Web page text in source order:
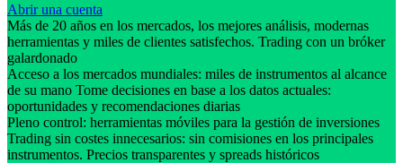
Abrir una cuenta
Más de 20 años en los mercados, los mejores análisis, modernas
herramientas y miles de clientes satisfechos. Trading con un bróker
galardonado
Acceso a los mercados mundiales: miles de instrumentos al alcance
de su mano Tome decisiones en base a los datos actuales:
oportunidades y recomendaciones diarias
Pleno control: herramientas móviles para la gestión de inversiones
Trading sin costes innecesarios: sin comisiones en los principales
instrumentos. Precios transparentes y spreads históricos